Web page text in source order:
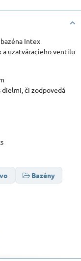
Intex
a uzatváracieho ventilu
dielmi, či zodpovedá
Bazény